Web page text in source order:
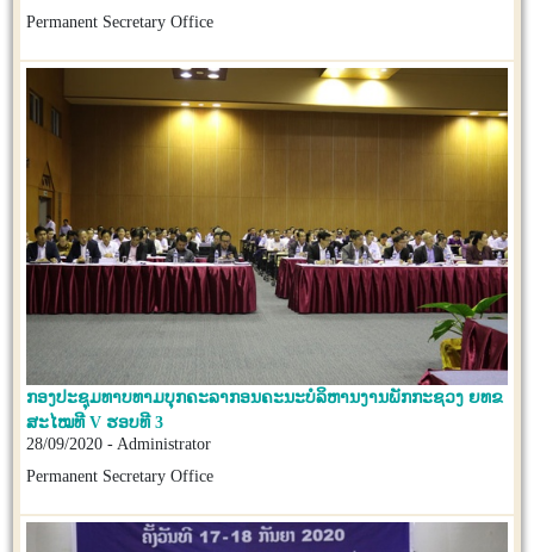
Permanent Secretary Office
ກອງປະຊຸມທາບທາມບຸກຄະລາກອນຄະນະບໍລິຫານງານພັກກະຊວງ ຍທຂ
ສະໄໝທີ V ຮອບທີ 3
28/09/2020 - Administrator
Permanent Secretary Office